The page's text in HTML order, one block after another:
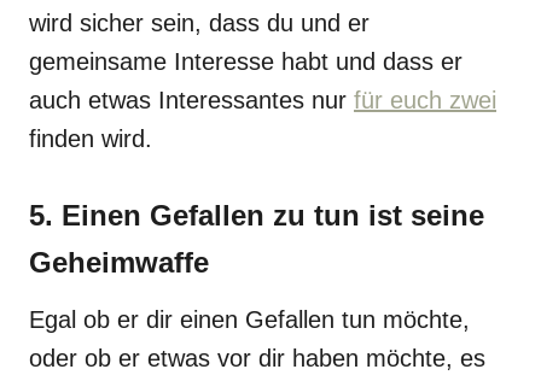
wird sicher sein, dass du und er
gemeinsame Interesse habt und dass er
auch etwas Interessantes nur für euch zwei
finden wird.
5. Einen Gefallen zu tun ist seine
Geheimwaffe
Egal ob er dir einen Gefallen tun möchte,
oder ob er etwas vor dir haben möchte, es